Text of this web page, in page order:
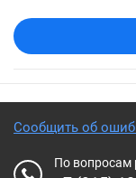
Сообщить об
По